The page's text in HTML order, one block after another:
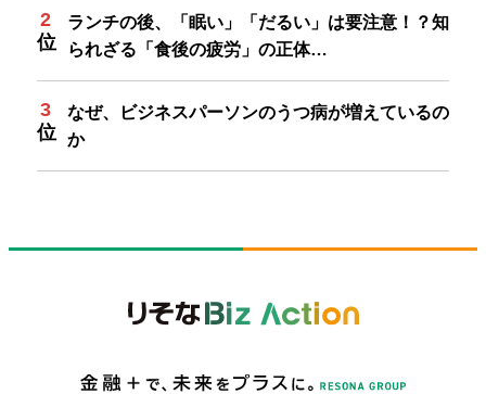
ランチの後、「眠い」「だるい」は要注意！？知
られざる「食後の疲労」の正体…
なぜ、ビジネスパーソンのうつ病が増えているの
か